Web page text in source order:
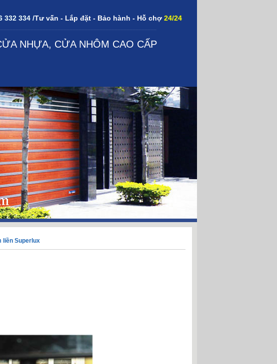
332 334 /Tư vấn - Lắp đặt - Bảo hành - Hỗ chợ 24/24
NHỰA, CỬA NHÔM CAO CẤP
liền Superlux